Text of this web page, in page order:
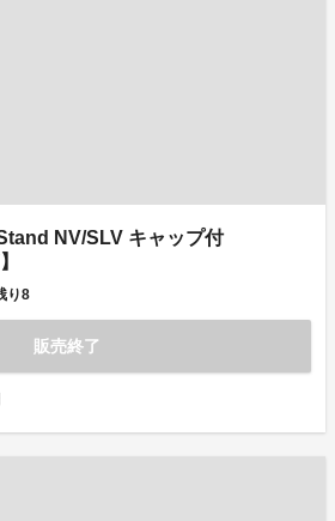
NV/SLV キャップ付
り8
販売終了